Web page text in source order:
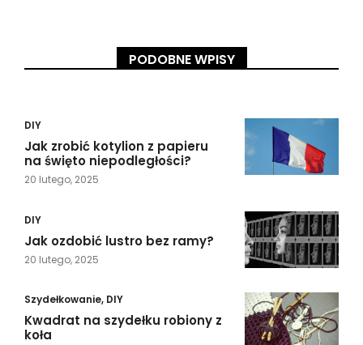
PODOBNE WPISY
DIY
Jak zrobić kotylion z papieru
na święto niepodległości?
20 lutego, 2025
DIY
Jak ozdobić lustro bez ramy?
20 lutego, 2025
Szydełkowanie, DIY
Kwadrat na szydełku robiony z
koła